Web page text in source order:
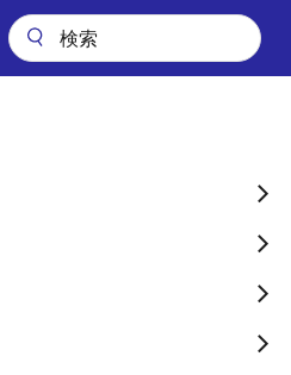
向けに、業界初のトータルなメモリイ
ーバ用
、業界初の
リインタフ
ットを発表